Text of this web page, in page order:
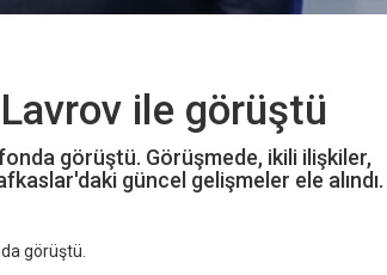
ile görüştü
görüştü. Görüşmede, ikili ilişkiler,
güncel gelişmeler ele alındı.
görüştü.